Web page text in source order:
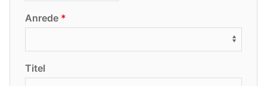
Anrede
Titel